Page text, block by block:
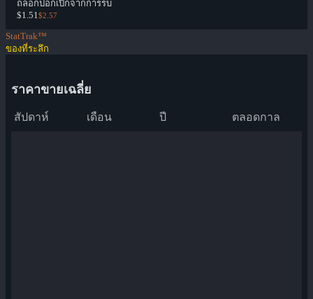
ถลอกปอกเปิกจากการรบ
$1.51$2.57
StatTrak™
ของที่ระลึก
ราคาขายเฉลี่ย
สัปดาห์ เดือน ปี ตลอดกาล